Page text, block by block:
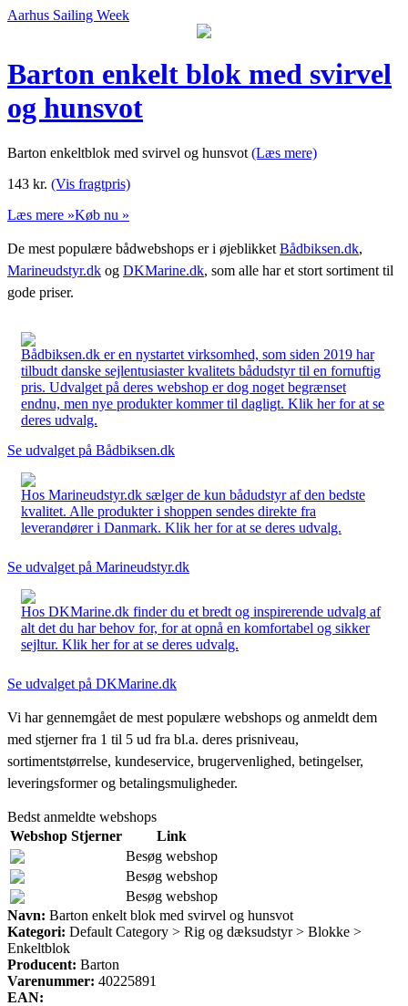
Aarhus Sailing Week
Barton enkelt blok med svirvel
og hunsvot
Barton enkeltblok med svirvel og hunsvot (Læs mere)
143 kr. (Vis fragtpris)
Læs mere »Køb nu »
De mest populære bådwebshops er i øjeblikket Bådbiksen.dk,
Marineudstyr.dk og DKMarine.dk, som alle har et stort sortiment til
gode priser.
Bådbiksen.dk er en nystartet virksomhed, som siden 2019 har
tilbudt danske sejlentusiaster kvalitets bådudstyr til en fornuftig
pris. Udvalget på deres webshop er dog noget begrænset
endnu, men nye produkter kommer til dagligt. Klik her for at se
deres udvalg.
Se udvalget på Bådbiksen.dk
Hos Marineudstyr.dk sælger de kun bådudstyr af den bedste
kvalitet. Alle produkter i shoppen sendes direkte fra
leverandører i Danmark. Klik her for at se deres udvalg.
Se udvalget på Marineudstyr.dk
Hos DKMarine.dk finder du et bredt og inspirerende udvalg af
alt det du har behov for, for at opnå en komfortabel og sikker
sejltur. Klik her for at se deres udvalg.
Se udvalget på DKMarine.dk
Vi har gennemgået de mest populære webshops og anmeldt dem
med stjerner fra 1 til 5 ud fra bl.a. deres prisniveau,
sortimentstørrelse, kundeservice, brugervenlighed, betingelser,
leveringsformer og betalingsmuligheder.
Bedst anmeldte webshops
Webshop Stjerner
Link
Besøg webshop
Besøg webshop
Besøg webshop
Navn: Barton enkelt blok med svirvel og hunsvot
Kategori: Default Category > Rig og dæksudstyr > Blokke >
Enkeltblok
Producent: Barton
Varenummer: 40225891
EAN: